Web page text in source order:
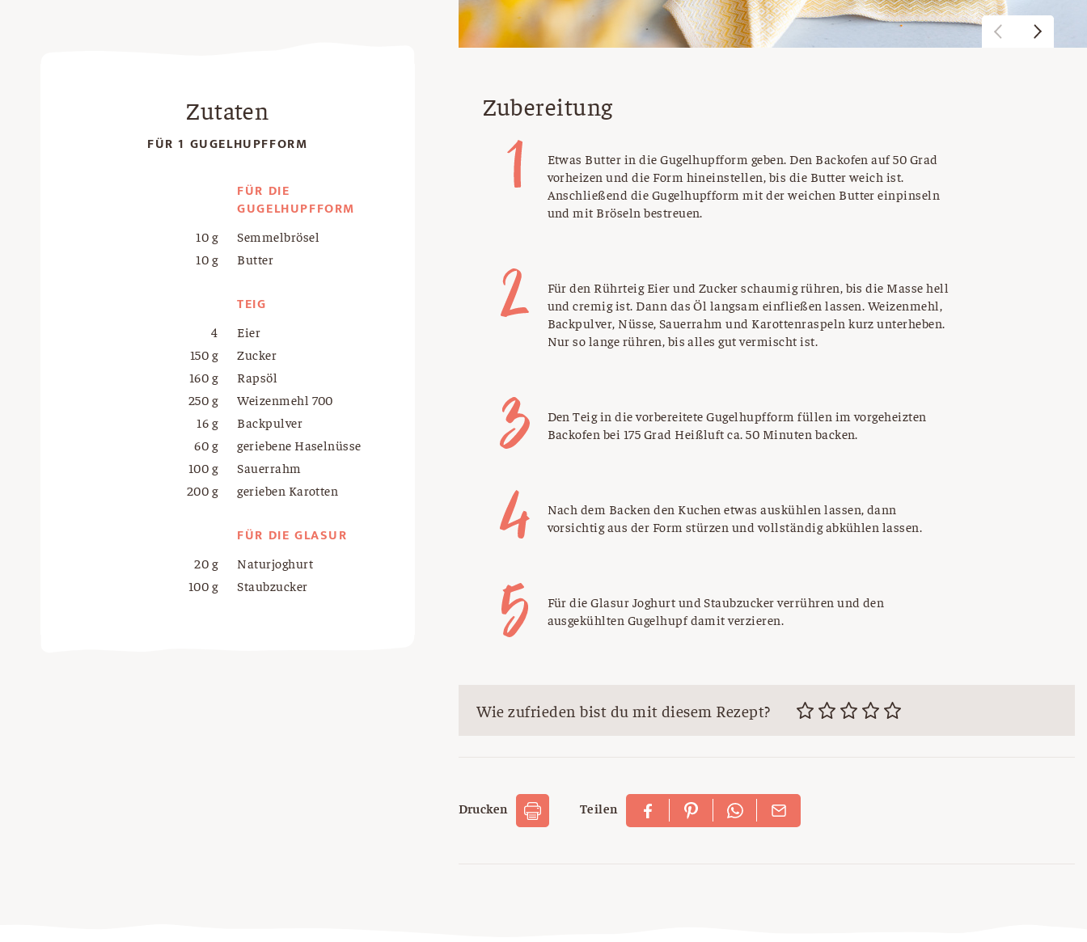
Zutaten
FÜR 1 GUGELHUPFFORM
FÜR DIE
GUGELHUPFFORM
10 g
Semmelbrösel
10 g
Butter
TEIG
4
Eier
150 g
Zucker
160 g
Rapsöl
250 g
Weizenmehl 700
16 g
Backpulver
60 g
geriebene Haselnüsse
100 g
Sauerrahm
200 g
gerieben Karotten
FÜR DIE GLASUR
20 g
Naturjoghurt
100 g
Staubzucker
Zubereitung
Etwas Butter in die Gugelhupfform geben. Den Backofen auf 50 Grad
vorheizen und die Form hineinstellen, bis die Butter weich ist.
Anschließend die Gugelhupfform mit der weichen Butter einpinseln
und mit Bröseln bestreuen.
Für den Rührteig Eier und Zucker schaumig rühren, bis die Masse hell
und cremig ist. Dann das Öl langsam einfließen lassen. Weizenmehl,
Backpulver, Nüsse, Sauerrahm und Karottenraspeln kurz unterheben.
Nur so lange rühren, bis alles gut vermischt ist.
Den Teig in die vorbereitete Gugelhupfform füllen im vorgeheizten
Backofen bei 175 Grad Heißluft ca. 50 Minuten backen.
Nach dem Backen den Kuchen etwas auskühlen lassen, dann
vorsichtig aus der Form stürzen und vollständig abkühlen lassen.
Für die Glasur Joghurt und Staubzucker verrühren und den
ausgekühlten Gugelhupf damit verzieren.
Wie zufrieden bist du mit diesem Rezept?
Drucken Teilen